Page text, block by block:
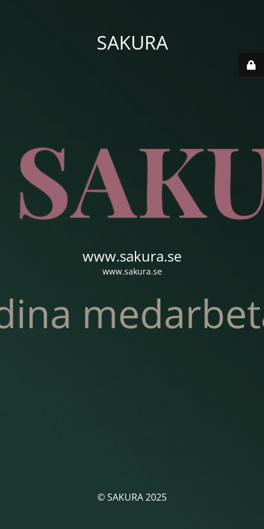
SAKURA
www.sakura.se
www.sakura.se
© SAKURA 2025